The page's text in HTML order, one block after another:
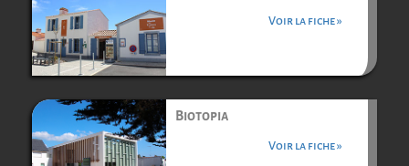
Voir la fiche »
Biotopia
Voir la fiche »